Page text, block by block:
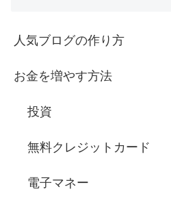
人気ブログの作り方
お金を増やす方法
投資
無料クレジットカード
電子マネー